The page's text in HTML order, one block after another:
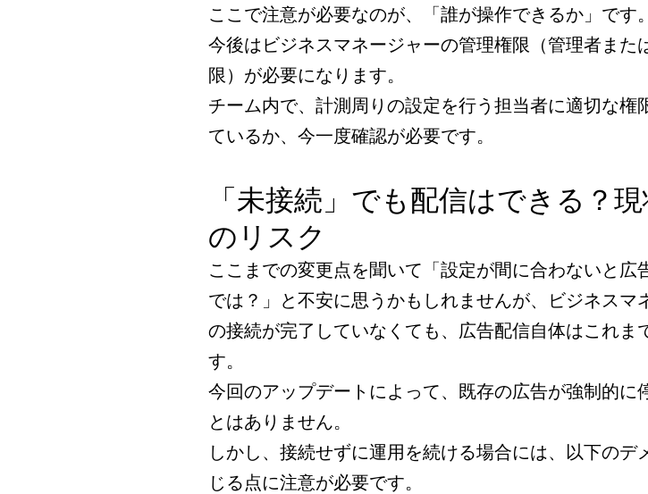
ここで注意が必要なのが、「誰が操作できるか」です。
今後はビジネスマネージャーの管理権限（管理者また
限）が必要になります。
チーム内で、計測周りの設定を行う担当者に適切な権
ているか、今一度確認が必要です。
「未接続」でも配信はできる？
のリスク
ここまでの変更点を聞いて「設定が間に合わないと広
では？」と不安に思うかもしれませんが、ビジネスマ
の接続が完了していなくても、広告配信自体はこれま
す。
今回のアップデートによって、既存の広告が強制的に
とはありません。
しかし、接続せずに運用を続ける場合には、以下のデ
じる点に注意が必要です。